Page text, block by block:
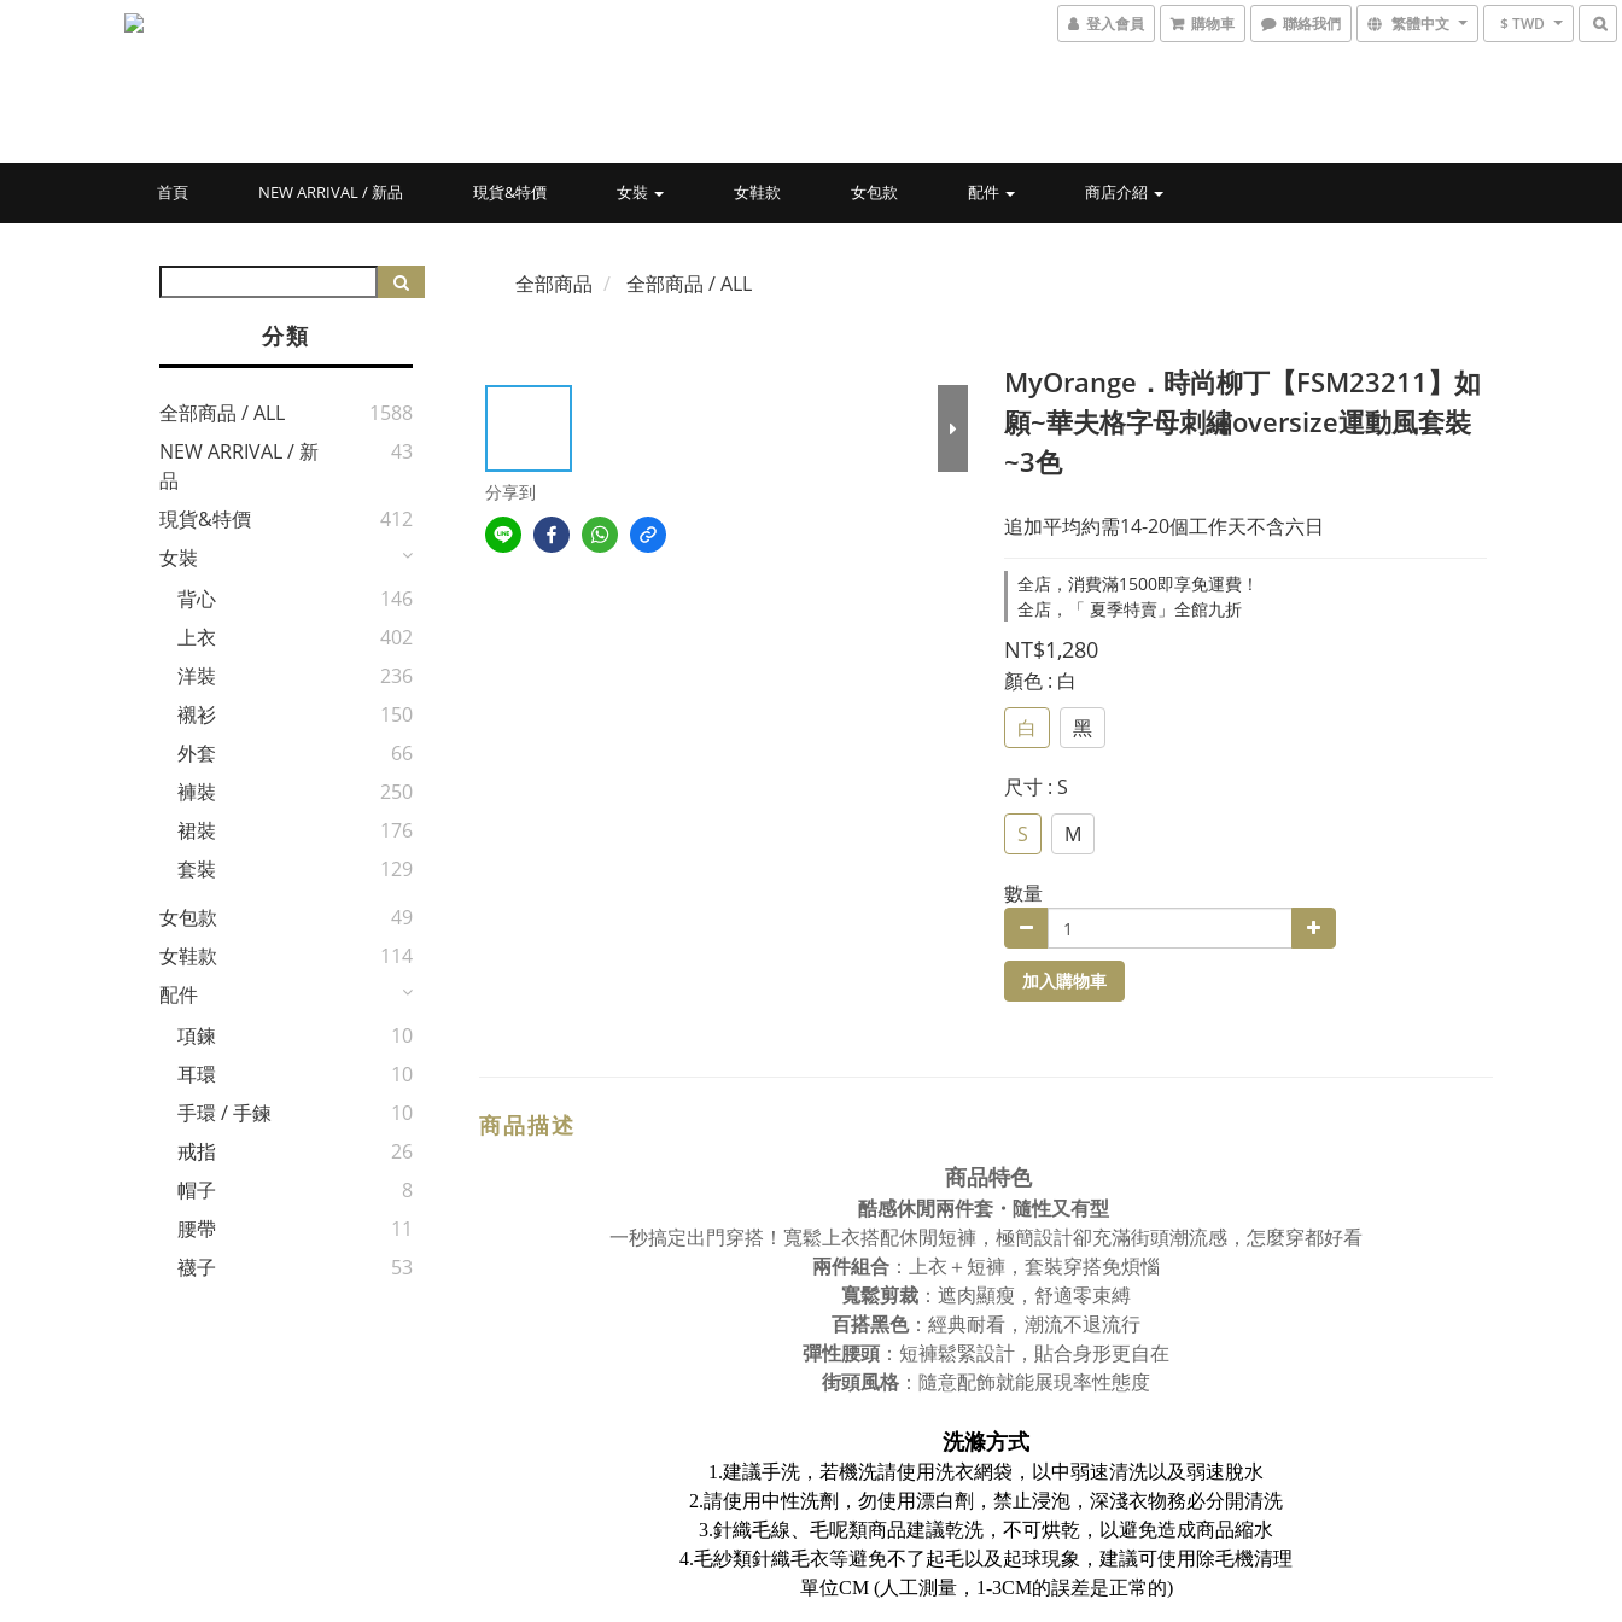
登入會員 購物車 聯絡我們 繁體中文 $ TWD
首頁 NEW ARRIVAL / 新品 現貨&特價 女裝 女鞋款 女包款 配件 商店介紹
分類
全部商品 / ALL
1588
NEW ARRIVAL / 新
品
43
現貨&特價
412
女裝
背心
146
上衣
402
洋裝
236
襯衫
150
外套
66
褲裝
250
裙裝
176
套裝
129
女包款
49
女鞋款
114
配件
項鍊
10
耳環
10
手環 / 手鍊
10
戒指
26
帽子
8
腰帶
11
襪子
53
全部商品 全部商品 / ALL
分享到
MyOrange．時尚柳丁【FSM23211】如
願~華夫格字母刺繡oversize運動風套裝
~3色
追加平均約需14-20個工作天不含六日
全店，消費滿1500即享免運費！
全店，「 夏季特賣」全館九折
NT$1,280
顏色 : 白
白
黑
尺寸 : S
S
M
數量
加入購物車
商品描述
商品特色
酷感休閒兩件套・隨性又有型
一秒搞定出門穿搭！寬鬆上衣搭配休閒短褲，極簡設計卻充滿街頭潮流感，怎麼穿都好看
兩件組合 ：上衣＋短褲，套裝穿搭免煩惱
寬鬆剪裁 ：遮肉顯瘦，舒適零束縛
百搭黑色：經典耐看，潮流不退流行
彈性腰頭 ：短褲鬆緊設計，貼合身形更自在
街頭風格 ：隨意配飾就能展現率性態度
洗滌方式
1.建議手洗，若機洗請使用洗衣網袋，以中弱速清洗以及弱速脫水
2.請使用中性洗劑，勿使用漂白劑，禁止浸泡，深淺衣物務必分開清洗
3.針織毛線、毛呢類商品建議乾洗，不可烘乾，以避免造成商品縮水
4.毛紗類針織毛衣等避免不了起毛以及起球現象，建議可使用除毛機清理
單位CM (人工測量，1-3CM的誤差是正常的)